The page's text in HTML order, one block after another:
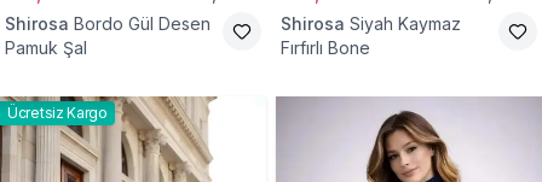
Shirosa Bordo Gül Desen
Pamuk Şal
Shirosa Siyah Kaymaz
Fırfırlı Bone
Ücretsiz Kargo